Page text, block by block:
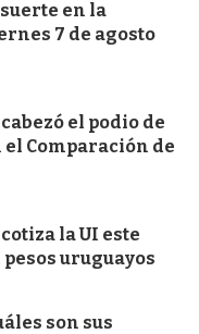
en la
7 de agosto
el podio de
Comparación de
la UI este
pesos uruguayos
son sus